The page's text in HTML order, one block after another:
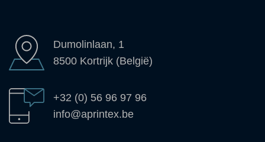
Dumolinlaan, 1
8500 Kortrijk (België)
+32 (0) 56 96 97 96
info@aprintex.be